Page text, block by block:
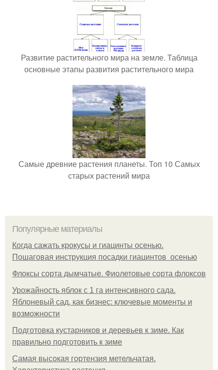
Развитие растительного мира на земле. Таблица
основные этапы развития растительного мира
Самые древние растения планеты. Топ 10 Самых
старых растений мира
Популярные материалы
Когда сажать крокусы и гиацинты осенью.
Пошаговая инструкция посадки гиацинтов осенью
Флоксы сорта дымчатые. Фиолетовые сорта флоксов
Урожайность яблок с 1 га интенсивного сада.
Яблоневый сад, как бизнес: ключевые моменты и
возможности
Подготовка кустарников и деревьев к зиме. Как
правильно подготовить к зиме
Самая высокая гортензия метельчатая.